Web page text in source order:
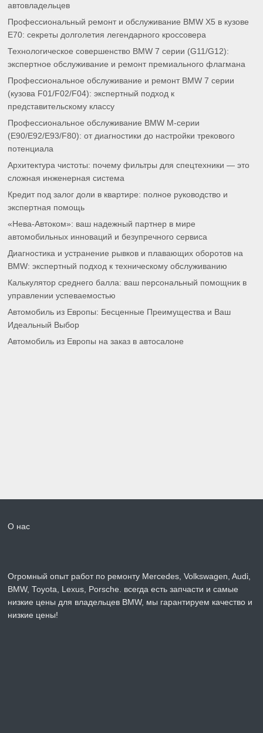
автовладельцев
Профессиональный ремонт и обслуживание BMW X5 в кузове
E70: секреты долголетия легендарного кроссовера
Технологическое совершенство BMW 7 серии (G11/G12):
экспертное обслуживание и ремонт премиального флагмана
Профессиональное обслуживание и ремонт BMW 7 серии
(кузова F01/F02/F04): экспертный подход к
представительскому классу
Профессиональное обслуживание BMW M-серии
(E90/E92/E93/F80): от диагностики до настройки трекового
потенциала
Архитектура чистоты: почему фильтры для спецтехники — это
сложная инженерная система
Кредит под залог доли в квартире: полное руководство и
экспертная помощь
«Нева-Автоком»: ваш надежный партнер в мире
автомобильных инноваций и безупречного сервиса
Диагностика и устранение рывков и плавающих оборотов на
BMW: экспертный подход к техническому обслуживанию
Калькулятор среднего балла: ваш персональный помощник в
управлении успеваемостью
Автомобиль из Европы: Бесценные Преимущества и Ваш
Идеальный Выбор
Автомобиль из Европы на заказ в автосалоне
О нас
Огромный опыт работ по ремонту Mercedes, Volkswagen, Audi,
BMW, Toyota, Lexus, Porsche. всегда есть запчасти и самые
низкие цены для владельцев BMW, мы гарантируем качество и
низкие цены!